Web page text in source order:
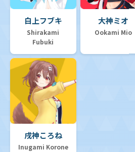
白上フブキ
Shirakami
Fubuki
大神ミオ
Ookami Mio
戌神ころね
Inugami Korone